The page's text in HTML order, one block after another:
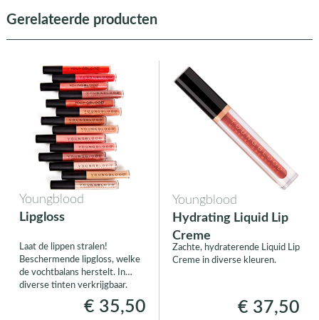
Gerelateerde producten
Youngblood
Lipgloss
Laat de lippen stralen!
Beschermende lipgloss, welke
de vochtbalans herstelt. In
diverse tinten verkrijgbaar.
€ 35,50
Youngblood
Hydrating Liquid Lip
Creme
Zachte, hydraterende Liquid Lip
Creme in diverse kleuren.
€ 37,50